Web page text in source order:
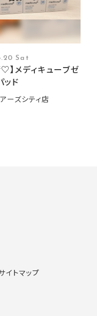
Sat
】メディキューブゼ
ド
ーズシティ店
イトマップ